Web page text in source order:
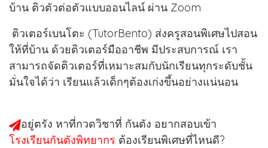
บ้าน ติวตัวต่อตัวแบบออนไลน์ ผ่าน Zoom
ติวเตอร์เบนโตะ (TutorBento) ส่งครูสอนพิเศษไปสอน
ให้ที่บ้าน ด้วยติวเตอร์มืออาชีพ มีประสบการณ์ เรา
สามารถจัดติวเตอร์ที่เหมาะสมกับนักเรียนทุกระดับชั้น
มั่นใจได้ว่า เรียนแล้วเด็กๆต้องเก่งขึ้นอย่างแน่นอน
อยู่ตรัง หาที่กวดวิชาที่ กันตัง อยากสอบเข้า
โรงเรียนกันตังพิทยากร ต้องเรียนพิเศษที่ไหนดี?